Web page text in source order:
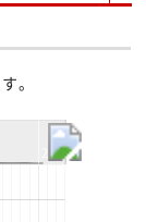
。
2020